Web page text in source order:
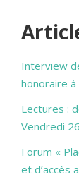
Interview
honoraire à
Lectures :
Vendredi
Forum «
et d’accès